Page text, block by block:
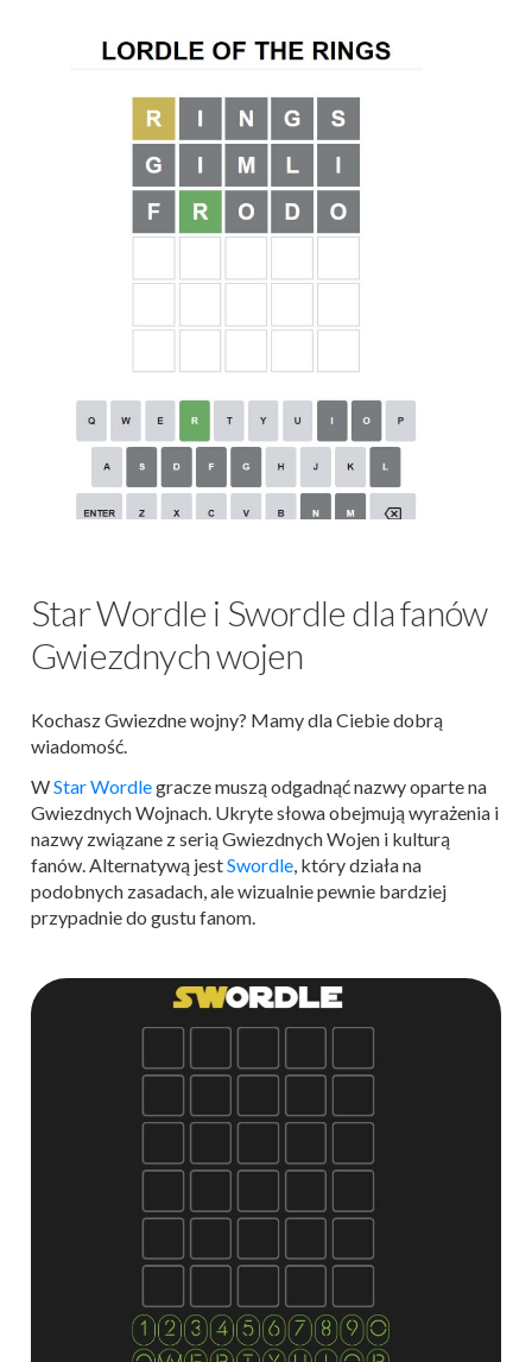
Star Wordle i Swordle dla fanów
Gwiezdnych wojen
Kochasz Gwiezdne wojny? Mamy dla Ciebie dobrą
wiadomość.
WStar Wordlegracze muszą odgadnąć nazwy oparte na
Gwiezdnych Wojnach. Ukryte słowa obejmują wyrażenia i
nazwy związane z serią Gwiezdnych Wojen i kulturą
fanów. Alternatywą jestSwordle, który działa na
podobnych zasadach, ale wizualnie pewnie bardziej
przypadnie do gustu fanom.